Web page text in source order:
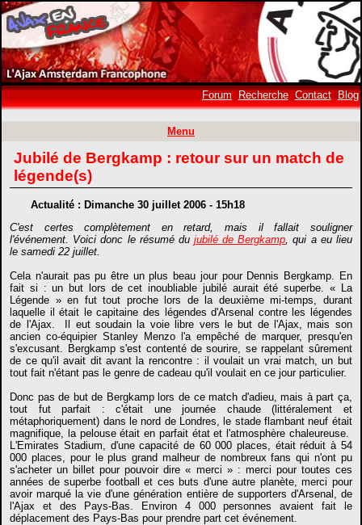
Forum Recherche Contact Blog
Menu
Jubilé de Bergkamp : retour sur un match de
légende(s)
Actualité : Dimanche 30 juillet 2006 - 15h18
C'est certes complètement en retard, mais il fallait souligner
l'événement. Voici donc le résumé du jubilé de Bergkamp , qui a eu lieu
le samedi 22 juillet.
Cela n'aurait pas pu être un plus beau jour pour Dennis Bergkamp. En
fait si : un but lors de cet inoubliable jubilé aurait été superbe. « La
Légende » en fut tout proche lors de la deuxième mi-temps, durant
laquelle il était le capitaine des légendes d'Arsenal contre les légendes
de l'Ajax. Il eut soudain la voie libre vers le but de l'Ajax, mais son
ancien co-équipier Stanley Menzo l'a empêché de marquer, presqu'en
s'excusant. Bergkamp s'est contenté de sourire, se rappelant sûrement
de ce qu'il avait dit avant la rencontre : il voulait un vrai match, un but
tout fait n'étant pas le genre de cadeau qu'il voulait en ce jour particulier.
Donc pas de but de Bergkamp lors de ce match d'adieu, mais à part ça,
tout fut parfait : c'était une journée chaude (littéralement et
métaphoriquement) dans le nord de Londres, le stade flambant neuf était
magnifique, la pelouse était en parfait état et l'atmosphère chaleureuse.
L'Emirates Stadium, d'une capacité de 60 000 places, était réduit à 54
000 places, pour le plus grand malheur de nombreux fans qui n'ont pu
s'acheter un billet pour pouvoir dire « merci » : merci pour toutes ces
années de superbe football et ces buts d'une autre planète, merci pour
avoir marqué la vie d'une génération entière de supporters d'Arsenal, de
l'Ajax et des Pays-Bas. Environ 4 000 personnes avaient fait le
déplacement des Pays-Bas pour prendre part cet événement.